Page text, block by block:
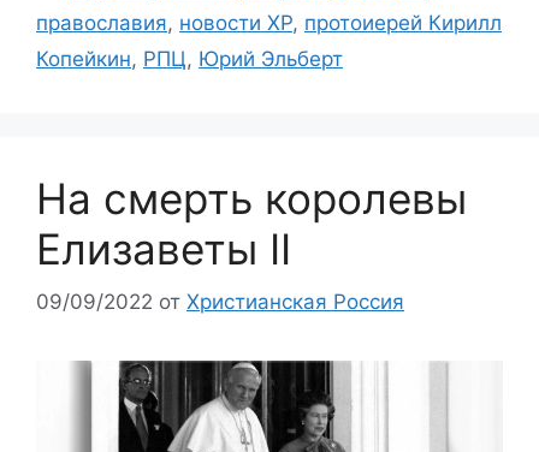
православия, новости ХР, протоиерей Кирилл
Копейкин, РПЦ, Юрий Эльберт
На смерть королевы
Елизаветы II
09/09/2022 от Христианская Россия